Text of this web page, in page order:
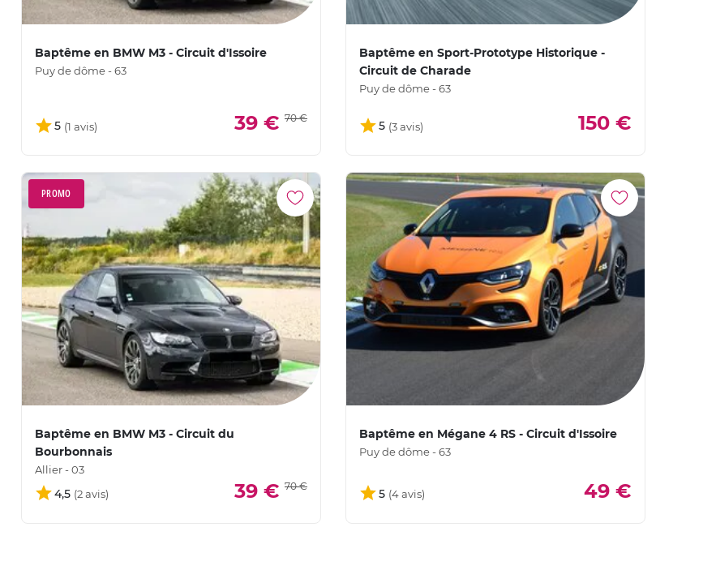
Baptême en BMW M3 - Circuit d'Issoire
Puy de dôme - 63
5 39 € 70 €
Baptême en Sport-Prototype Historique -
Circuit de Charade
Puy de dôme - 63
5 150 €
PROMO
Baptême en BMW M3 - Circuit du
Bourbonnais
Allier - 03
4,5 39 € 70 €
Baptême en Mégane 4 RS - Circuit d'Issoire
Puy de dôme - 63
5 49 €